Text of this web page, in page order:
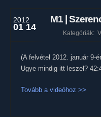
2012
01 14
M1 |
Kategóriák:
(A felvétel 2012. január 9-
Ugye mindig itt leszel?
Tovább a videóhoz >>